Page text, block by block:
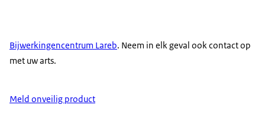
Bijwerkingencentrum Lareb. Neem in elk geval ook contact op
met uw arts.
Meld onveilig product